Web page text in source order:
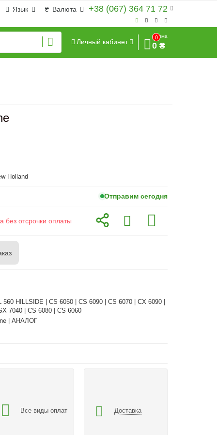
+38 (067) 364 71 72
₴ Валюта
Язык
Личный кабинет
0
Сумма
0 ₴
Holland
Отправим сегодня
без отсрочки оплаты
560 HILLSIDE | CS 6050 | CS 6090 | CS 6070 | CX 6090 |
7040 | CS 6080 | CS 6060
| АНАЛОГ
Все виды оплат Доставка